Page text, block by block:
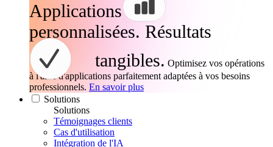
Applications
personnalisées. Résultats
tangibles. Optimisez vos opérations
à l'aide d'applications parfaitement adaptées à vos besoins
professionnels. En savoir plus
Solutions
Solutions
Témoignages clients
Cas d'utilisation
Intégration de l'IA